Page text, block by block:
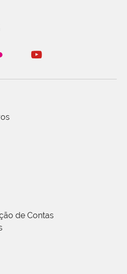
de Contas